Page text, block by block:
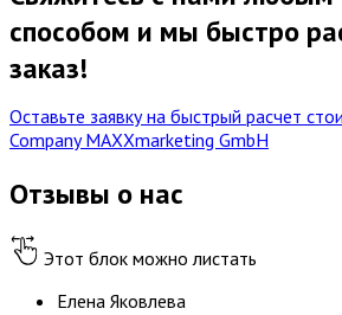
способом и мы быстро
заказ!
Оставьте заявку на быстрый расчет
Company MAXXmarketing GmbH
Отзывы о нас
Этот блок можно листать
Елена Яковлева